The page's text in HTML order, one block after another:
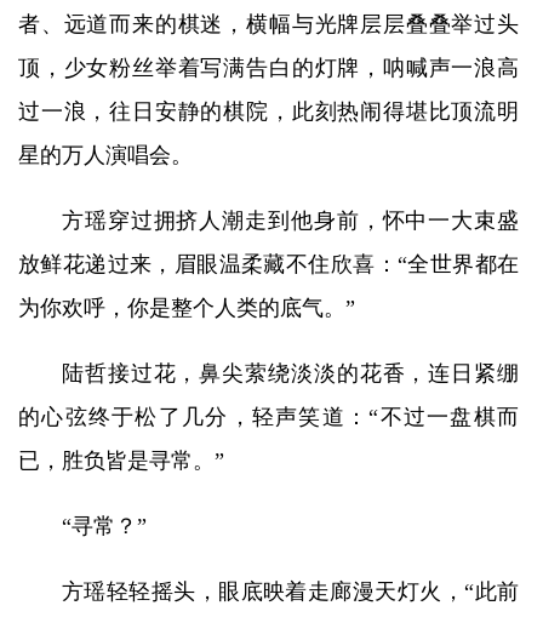
者、远道而来的棋迷，横幅与光牌层层叠叠举过头
顶，少女粉丝举着写满告白的灯牌，呐喊声一浪高
过一浪，往日安静的棋院，此刻热闹得堪比顶流明
星的万人演唱会。
方瑶穿过拥挤人潮走到他身前，怀中一大束盛
放鲜花递过来，眉眼温柔藏不住欣喜：“全世界都在
为你欢呼，你是整个人类的底气。”
陆哲接过花，鼻尖萦绕淡淡的花香，连日紧绷
的心弦终于松了几分，轻声笑道：“不过一盘棋而
已，胜负皆是寻常。”
“寻常？”
方瑶轻轻摇头，眼底映着走廊漫天灯火，“此前